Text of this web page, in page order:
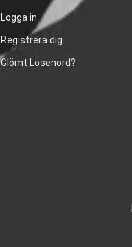
Logga in
Registrera dig
Glömt Lösenord?